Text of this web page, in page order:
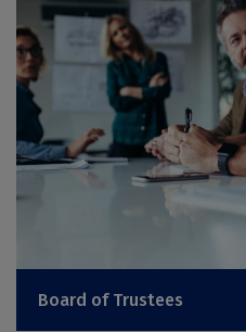
Board of Trustees